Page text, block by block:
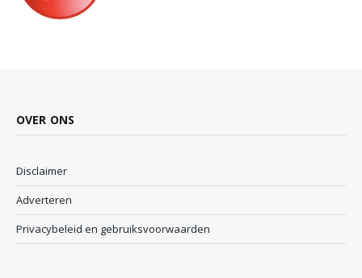
OVER ONS
Disclaimer
Adverteren
Privacybeleid en gebruiksvoorwaarden